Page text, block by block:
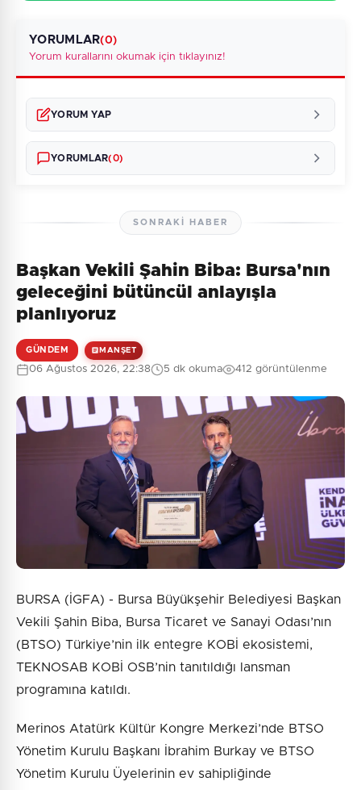
YORUMLAR(0)
Yorum kurallarını okumak için tıklayınız!
YORUM YAP
Güvenlik Sorusu:
5 + 7 = ?
Gönder
YORUMLAR(0)
Henüz yorum yapılmamış. İlk yorumu siz yapın!
SONRAKI HABER
Başkan Vekili Şahin Biba: Bursa'nın
geleceğini bütüncül anlayışla
planlıyoruz
GÜNDEM MANŞET
06 Ağustos 2026, 22:38 5 dk okuma 412 görüntülenme
BURSA (İGFA) - Bursa Büyükşehir Belediyesi Başkan
Vekili Şahin Biba, Bursa Ticaret ve Sanayi Odası’nın
(BTSO) Türkiye’nin ilk entegre KOBİ ekosistemi,
TEKNOSAB KOBİ OSB’nin tanıtıldığı lansman
programına katıldı.
Merinos Atatürk Kültür Kongre Merkezi’nde BTSO
Yönetim Kurulu Başkanı İbrahim Burkay ve BTSO
Yönetim Kurulu Üyelerinin ev sahipliğinde